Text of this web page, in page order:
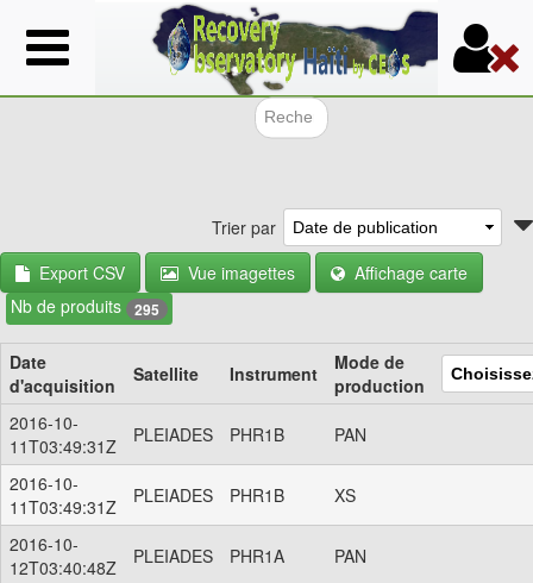
Aller
au
contenu
Trier par
Export CSV
Vue imagettes
Affichage carte
Nb de produits 295
Date
d'acquisition
Satellite Instrument
Mode de
production
2016-10-
11T03:49:31Z
PLEIADES PHR1B PAN
2016-10-
11T03:49:31Z
PLEIADES PHR1B XS
2016-10-
12T03:40:48Z
PLEIADES PHR1A PAN